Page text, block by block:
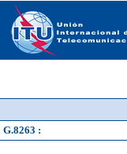
G.8263 :